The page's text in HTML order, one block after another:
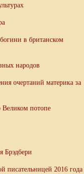
в британском
народов
очертаний материка за
потопе
Брэдбери
писательницей 2016 года